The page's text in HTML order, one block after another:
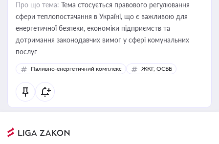
Про що тема: Тема стосується правового регулювання
сфери теплопостачання в Україні, що є важливою для
енергетичної безпеки, економіки підприємств та
дотримання законодавчих вимог у сфері комунальних
послуг
Паливно-енергетичний комплекс ЖКГ, ОСББ